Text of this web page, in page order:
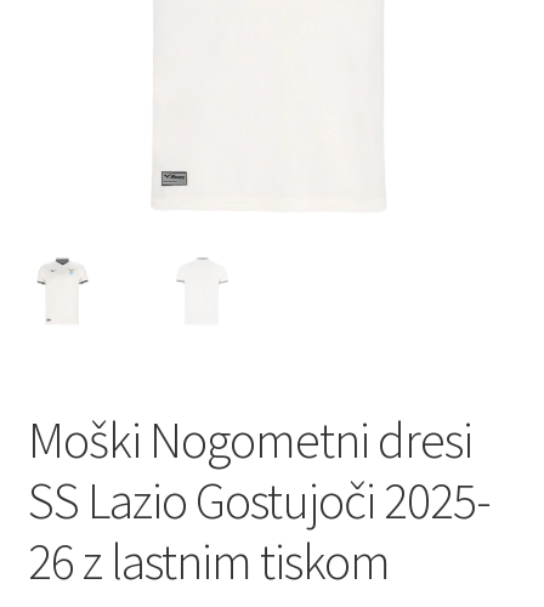
Moški Nogometni dresi
SS Lazio Gostujoči 2025-
26 z lastnim tiskom